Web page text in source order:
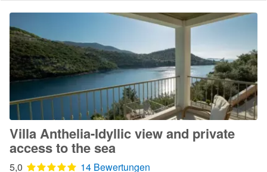
Villa Anthelia-Idyllic view and private
access to the sea
5,0
14 Bewertungen